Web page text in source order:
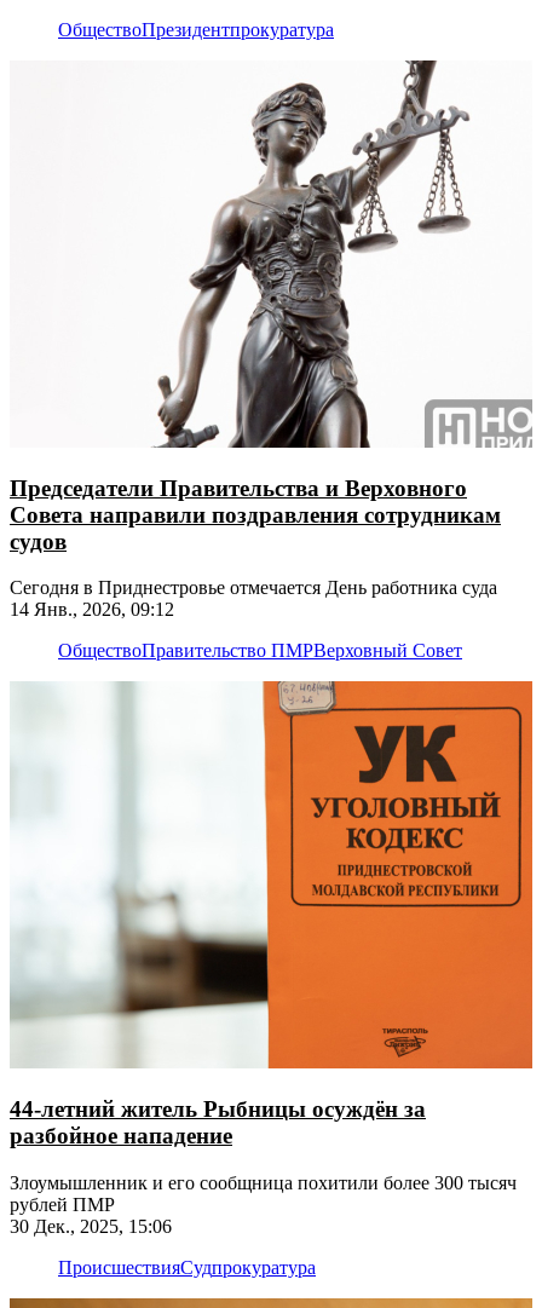
ОбществоПрезидентпрокуратура
Председатели Правительства и Верховного
Совета направили поздравления сотрудникам
судов
Сегодня в Приднестровье отмечается День работника суда
14 Янв., 2026, 09:12
ОбществоПравительство ПМРВерховный Совет
44-летний житель Рыбницы осуждён за
разбойное нападение
Злоумышленник и его сообщница похитили более 300 тысяч
рублей ПМР
30 Дек., 2025, 15:06
ПроисшествияСудпрокуратура